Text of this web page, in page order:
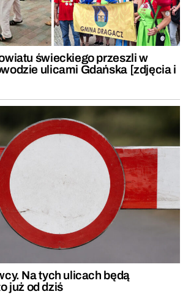
świeckiego przeszli w
ulicami Gdańska [zdjęcia i
Na tych ulicach będą
już od dziś